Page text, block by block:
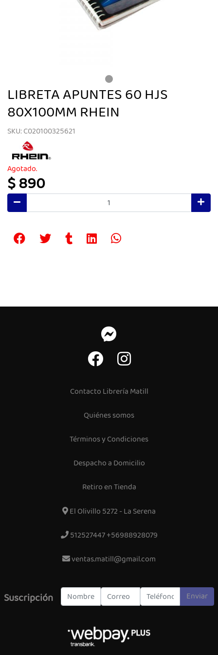
LIBRETA APUNTES 60 HJS
80X100MM RHEIN
SKU: C020100325621
Agotado.
$ 890
Contacto Librería Matill
Quiénes somos
Términos y Condiciones
Despacho a Domicilio
Retiro en Tienda
El Olivillo 5272 - La Serena
512527447 +56988928079
ventas.matill@gmail.com
Suscripción Enviar